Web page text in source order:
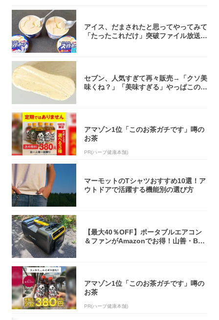
アイス、だまされたと思ってやってみて
「たったこれだけ」突破ファイル放送で
セブン、人気すぎて再々販売→「クソ美
味くね？」「美味すぎる」やっぱこのク
アマゾン1位「このお茶ガチです」噂の
お茶
PR(ハーブ健康本舗)
マーモットのTシャツおすすめ10選！ア
ウトドアで活躍する機能別の選び方
【最大40％OFF】ポータブルエアコン
＆ファンがAmazonでお得！山善・Bo
アマゾン1位「このお茶ガチです」噂の
お茶
PR(ハーブ健康本舗)